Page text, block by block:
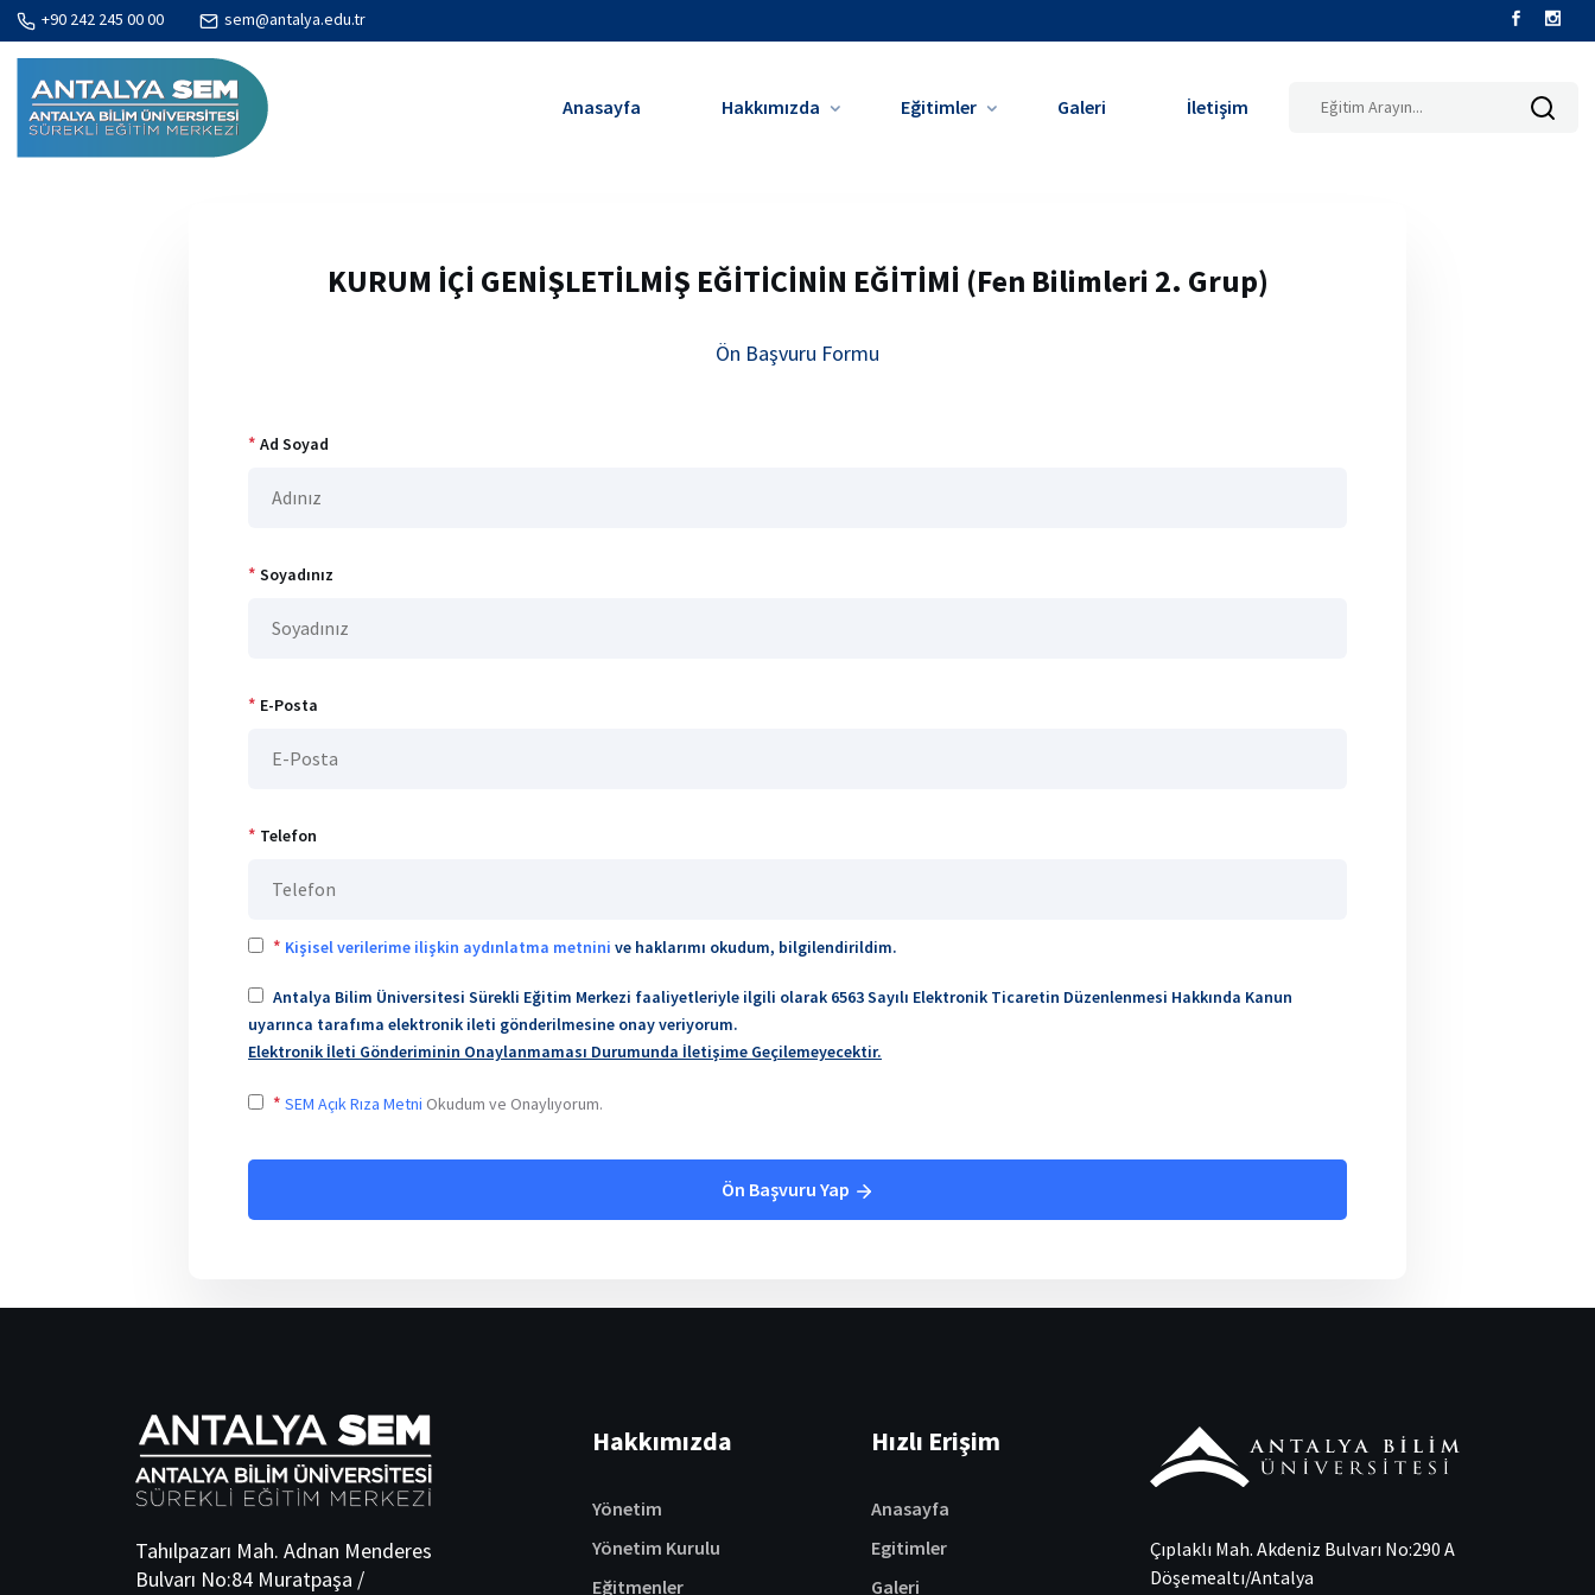
+90 242 245 00 00 sem@antalya.edu.tr
Anasayfa Hakkımızda Eğitimler Galeri İletişim
KURUM İÇİ GENİŞLETİLMİŞ EĞİTİCİNİN EĞİTİMİ (Fen Bilimleri 2. Grup)
Ön Başvuru Formu
* Ad Soyad
* Soyadınız
* E-Posta
* Telefon
* Kişisel verilerime ilişkin aydınlatma metnini ve haklarımı okudum, bilgilendirildim.
Antalya Bilim Üniversitesi Sürekli Eğitim Merkezi faaliyetleriyle ilgili olarak 6563 Sayılı Elektronik Ticaretin Düzenlenmesi Hakkında Kanun
uyarınca tarafıma elektronik ileti gönderilmesine onay veriyorum.
Elektronik İleti Gönderiminin Onaylanmaması Durumunda İletişime Geçilemeyecektir.
* SEM Açık Rıza Metni Okudum ve Onaylıyorum.
Ön Başvuru Yap
Tahılpazarı Mah. Adnan Menderes
Bulvarı No:84 Muratpaşa /
Hakkımızda
Yönetim
Yönetim Kurulu
Eğitmenler
Hızlı Erişim
Anasayfa
Egitimler
Galeri
Çıplaklı Mah. Akdeniz Bulvarı No:290 A
Döşemealtı/Antalya